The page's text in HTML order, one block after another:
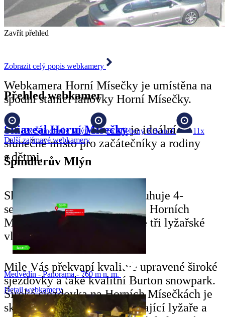
Zavřít přehled
Zobrazit celý popis webkamery
Webkamera Horní Mísečky je umístěna na
spodní stanici lanovky Horní Mísečky.
Skiareál Horní Mísečkyje ideální
slunečné místo pro začátečníky a rodiny
s dětmi.
Skiareál Horní Mísečky obsluhuje 4-
sedačková lanovka vedoucí z Horních
Míseček na Medvědín, a dále tři lyžařské
vleky.
Mile Vás překvapí kvalitně upravené široké
sjezdovky a také kvalitní Burton snowpark.
Široká sjezdovka na Horních Mísečkách je
skvělá hlavně pro děti, začínající lyžaře a
Přehled webkamer
12x Špindlerův Mlýn 6x Hřebeny Krkonoš
11x
Další zajímavé webkamery
Špindlerův Mlýn
Medvědín - Panorama - 760 m n. m.
Detail webkamery